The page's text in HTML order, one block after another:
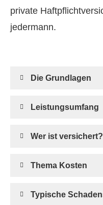
private
jedermann.
Die Grundlagen
Leistungsumfang
Wer ist versichert?
Thema Kosten
Typische